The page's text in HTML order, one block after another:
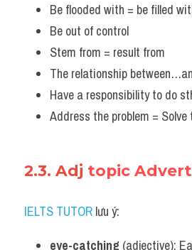
Be flooded with = be filled
Be out of control
Stem from = result from
The relationship
Have a responsibility to do
Address the problem = Solve
2.3. Adj topic
IELTS TUTOR lưu ý:
eye-catching (adjective):